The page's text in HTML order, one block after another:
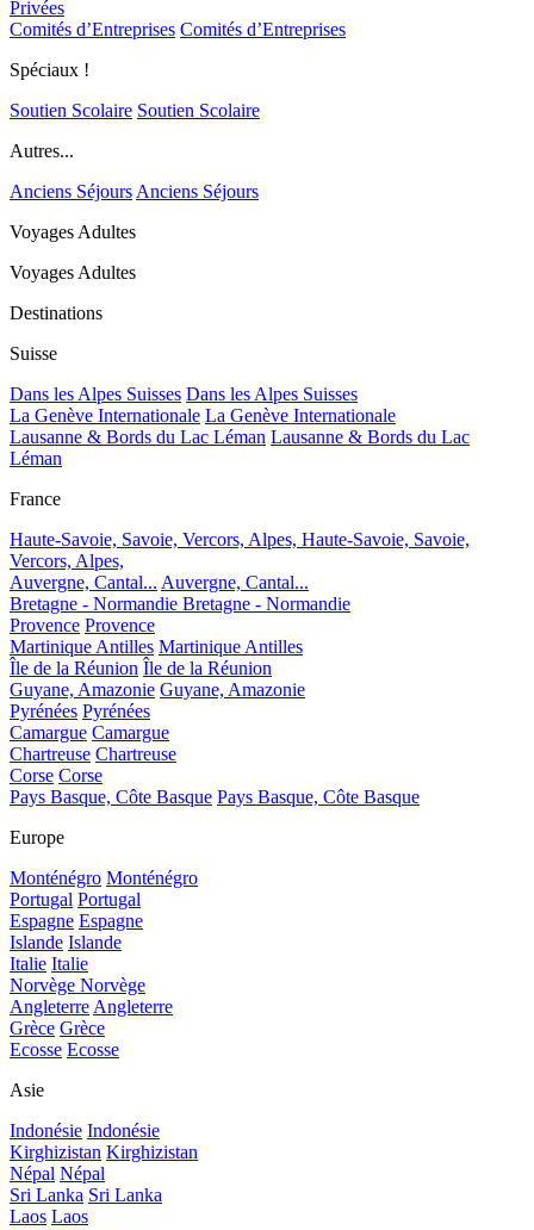
Privées
Comités d’Entreprises Comités d’Entreprises
Spéciaux !
Soutien Scolaire Soutien Scolaire
Autres...
Anciens Séjours Anciens Séjours
Voyages Adultes
Voyages Adultes
Destinations
Suisse
Dans les Alpes Suisses Dans les Alpes Suisses
La Genève Internationale La Genève Internationale
Lausanne & Bords du Lac Léman Lausanne & Bords du Lac
Léman
France
Haute-Savoie, Savoie, Vercors, Alpes, Haute-Savoie, Savoie,
Vercors, Alpes,
Auvergne, Cantal... Auvergne, Cantal...
Bretagne - Normandie Bretagne - Normandie
Provence Provence
Martinique Antilles Martinique Antilles
Île de la Réunion Île de la Réunion
Guyane, Amazonie Guyane, Amazonie
Pyrénées Pyrénées
Camargue Camargue
Chartreuse Chartreuse
Corse Corse
Pays Basque, Côte Basque Pays Basque, Côte Basque
Europe
Monténégro Monténégro
Portugal Portugal
Espagne Espagne
Islande Islande
Italie Italie
Norvège Norvège
Angleterre Angleterre
Grèce Grèce
Ecosse Ecosse
Asie
Indonésie Indonésie
Kirghizistan Kirghizistan
Népal Népal
Sri Lanka Sri Lanka
Laos Laos